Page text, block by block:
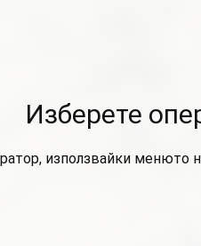
Изберете
използвайки менюто